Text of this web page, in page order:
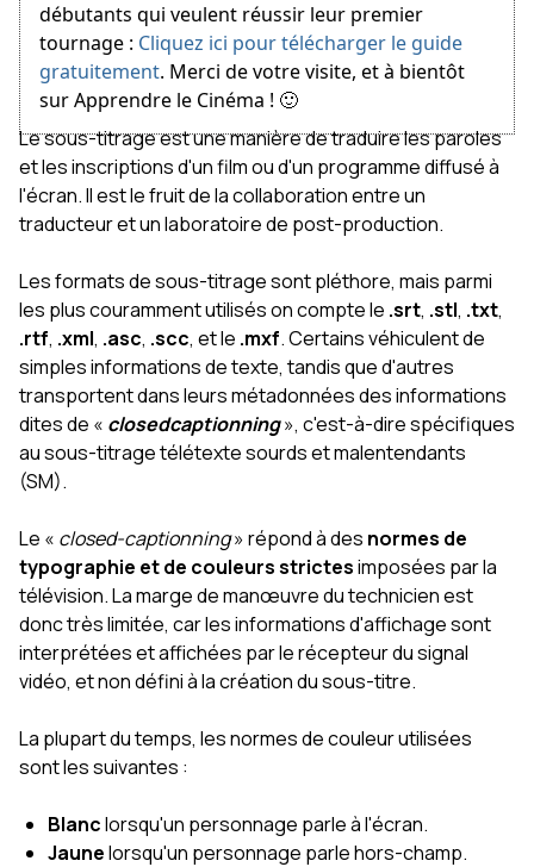
débutants qui veulent réussir leur premier
tournage : Cliquez ici pour télécharger le guide
gratuitement. Merci de votre visite, et à bientôt
sur Apprendre le Cinéma ! 🙂
Le sous-titrage est une manière de traduire les paroles
et les inscriptions d'un film ou d'un programme diffusé à
l'écran. Il est le fruit de la collaboration entre un
traducteur et un laboratoire de post-production.
Les formats de sous-titrage sont pléthore, mais parmi
les plus couramment utilisés on compte le .srt, .stl, .txt,
.rtf, .xml, .asc, .scc, et le .mxf. Certains véhiculent de
simples informations de texte, tandis que d'autres
transportent dans leurs métadonnées des informations
dites de « closedcaptionning», c'est-à-dire spécifiques
au sous-titrage télétexte sourds et malentendants
(SM).
Le « closed-captionning» répond à des normes de
typographie et de couleurs strictesimposées par la
télévision. La marge de manœuvre du technicien est
donc très limitée, car les informations d'affichage sont
interprétées et affichées par le récepteur du signal
vidéo, et non défini à la création du sous-titre.
La plupart du temps, les normes de couleur utilisées
sont les suivantes :
Blanclorsqu'un personnage parle à l'écran.
Jaunelorsqu'un personnage parle hors-champ.